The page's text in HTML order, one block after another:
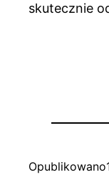
skutecznie
Opublikowano